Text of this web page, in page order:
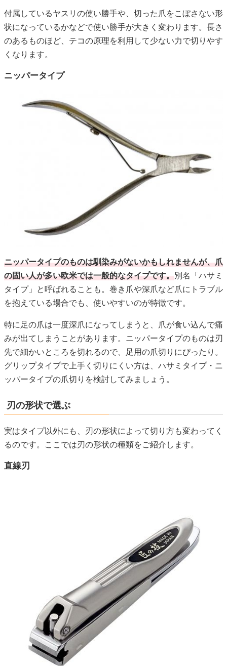
付属しているヤスリの使い勝手や、切った爪をこぼさない形
状になっているかなどで使い勝手が大きく変わります。長さ
のあるものほど、テコの原理を利用して少ない力で切りやす
くなります。
ニッパータイプ
ニッパータイプのものは馴染みがないかもしれませんが、爪
の固い人が多い欧米では一般的なタイプです。別名「ハサミ
タイプ」と呼ばれることも。巻き爪や深爪など爪にトラブル
を抱えている場合でも、使いやすいのが特徴です。
特に足の爪は一度深爪になってしまうと、爪が食い込んで痛
みが出てしまうことがあります。ニッパータイプのものは刃
先で細かいところを切れるので、足用の爪切りにぴったり。
グリップタイプで上手く切りにくい方は、ハサミタイプ・ニ
ッパータイプの爪切りを検討してみましょう。
刃の形状で選ぶ
実はタイプ以外にも、刃の形状によって切り方も変わってく
るのです。ここでは刃の形状の種類をご紹介します。
直線刃